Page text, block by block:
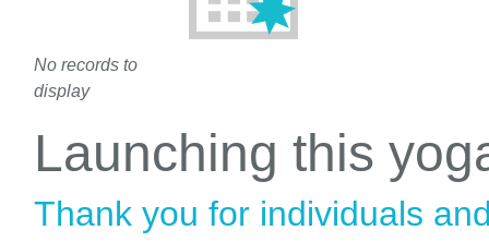
No records to
display
Launching this
Thank you for individuals